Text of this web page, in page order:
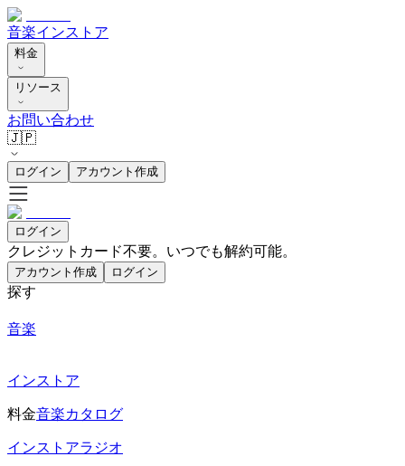
音楽インストア
料金
リソース
お問い合わせ
🇯🇵
ログイン アカウント作成
ログイン
クレジットカード不要。いつでも解約可能。
アカウント作成 ログイン
探す
音楽
インストア
料金音楽カタログ
インストアラジオ